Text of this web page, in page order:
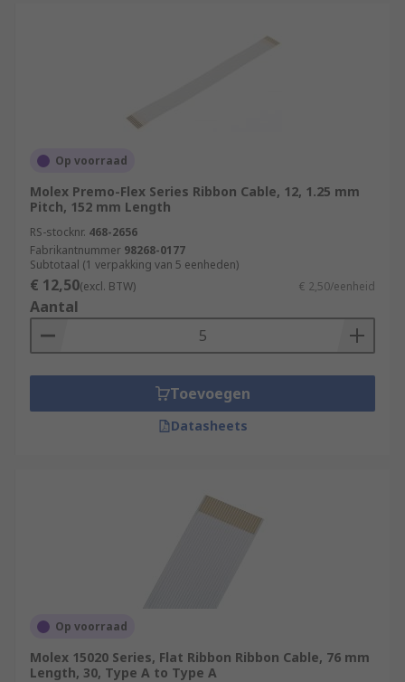
Op voorraad
Molex Premo-Flex Series Ribbon Cable, 12, 1.25 mm
Pitch, 152 mm Length
RS-stocknr. 468-2656
Fabrikantnummer 98268-0177
Subtotaal (1 verpakking van 5 eenheden)
€ 12,50(excl. BTW) € 2,50/eenheid
Aantal
Toevoegen
Datasheets
Op voorraad
Molex 15020 Series, Flat Ribbon Ribbon Cable, 76 mm
Length, 30, Type A to Type A